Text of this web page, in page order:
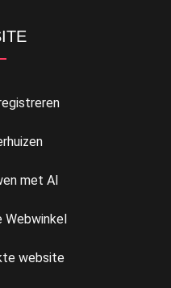
met AI
Webwinkel
website